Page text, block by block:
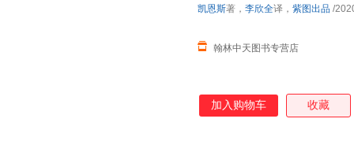
翰林中天图书专营店
凯恩斯著， 李欣全译， 紫图出品 /
加入购物车 收藏